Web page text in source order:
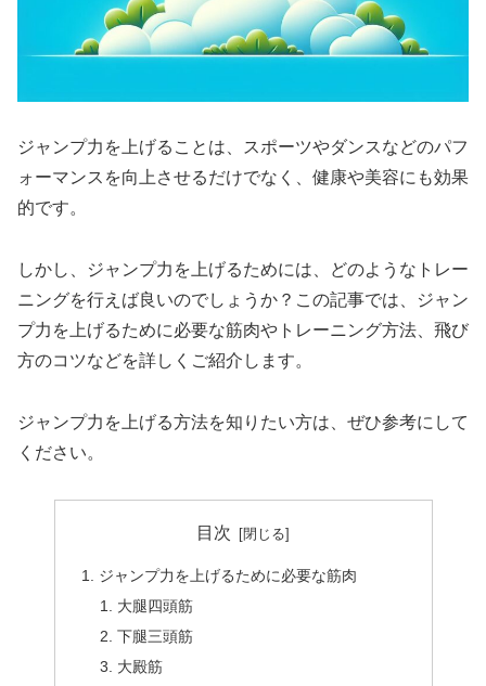
ジャンプ力を上げることは、スポーツやダンスなどのパフ
ォーマンスを向上させるだけでなく、健康や美容にも効果
的です。
しかし、ジャンプ力を上げるためには、どのようなトレー
ニングを行えば良いのでしょうか？この記事では、ジャン
プ力を上げるために必要な筋肉やトレーニング方法、飛び
方のコツなどを詳しくご紹介します。
ジャンプ力を上げる方法を知りたい方は、ぜひ参考にして
ください。
目次
ジャンプ力を上げるために必要な筋肉
大腿四頭筋
下腿三頭筋
大殿筋